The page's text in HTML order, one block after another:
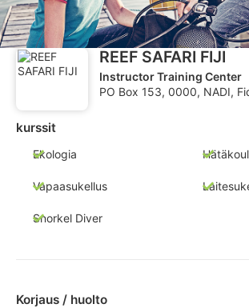
REEF SAFARI FIJI
Instructor Training Center
PO Box 153, 0000, NADI,
kurssit
Ekologia
Vapaasukellus
Snorkel Diver
Korjaus / huolto